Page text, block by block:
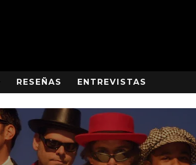
RESEÑAS ENTREVISTAS